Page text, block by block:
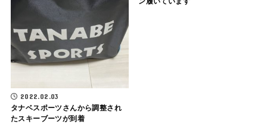
2022.02.03
タナベスポーツさんから調整され
たスキーブーツが到着